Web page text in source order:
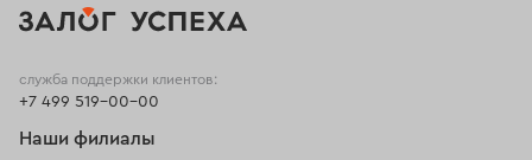
служба поддержки клиентов:
+7 499 519-00-00
Наши филиалы